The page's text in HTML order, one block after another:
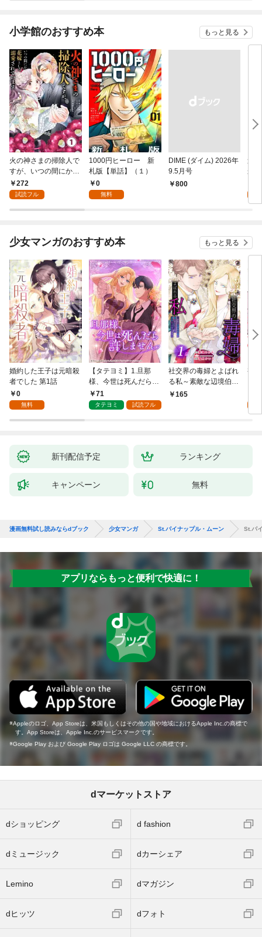
小学館のおすすめ本 もっと見る
火の神さまの掃除人で
すが、いつの間にか花
嫁として溺愛されてい
ます【単話】（１）
272
試読フル
1000円ヒーロー 新
札版【単話】（１）
0
無料
DIME (ダイム) 2026年
9.5月号
￥800
追
か
れ
（
少女マンガのおすすめ本 もっと見る
婚約した王子は元暗殺
者でした 第1話
0
無料
【タテヨミ】1.旦那
様、今世は死んだら許
しません
71
タテヨミ 試読フル
社交界の毒婦とよばれ
る私～素敵な辺境伯令
息に腕を折られたの
165
視
新刊配信予定 ランキング
キャンペーン 無料
漫画無料試し読みならdブック 少女マンガ St.パイナップル・ムーン St.パ
アプリならもっと便利で快適に！
Appleのロゴ、App Storeは、米国もしくはその他の国や地域におけるApple Inc.の商標で
す。App Storeは、Apple Inc.のサービスマークです。
Google Play および Google Play ロゴは Google LLC の商標です。
dマーケットストア
dショッピング d fashion
dミュージック dカーシェア
Lemino dマガジン
dヒッツ dフォト